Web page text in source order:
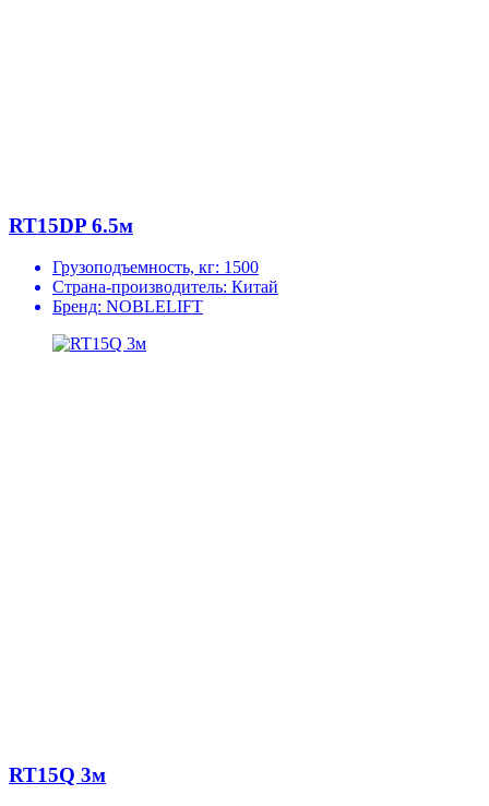
RT15DP 6.5м
Грузоподъемность, кг: 1500
Страна-производитель: Китай
Бренд: NOBLELIFT
RT15Q 3м